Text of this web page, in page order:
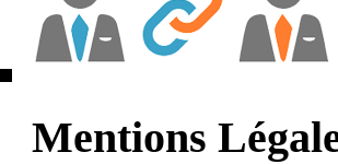
Mentions